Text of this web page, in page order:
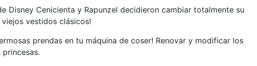
Disney Cenicienta y Rapunzel decidieron cambiar totalmente su
vestidos clásicos!
prendas en tu máquina de coser! Renovar y modificar los